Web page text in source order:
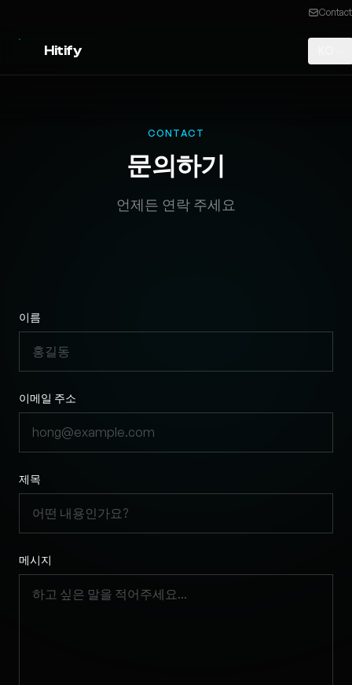
Contact
Hitify
CONTACT
문의하기
언제든 연락 주세요
이름
이메일 주소
제목
메시지